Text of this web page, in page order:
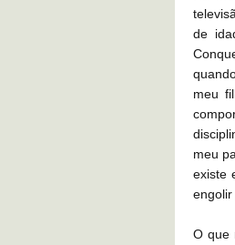
de
meu
meu
existe
engolir
O que